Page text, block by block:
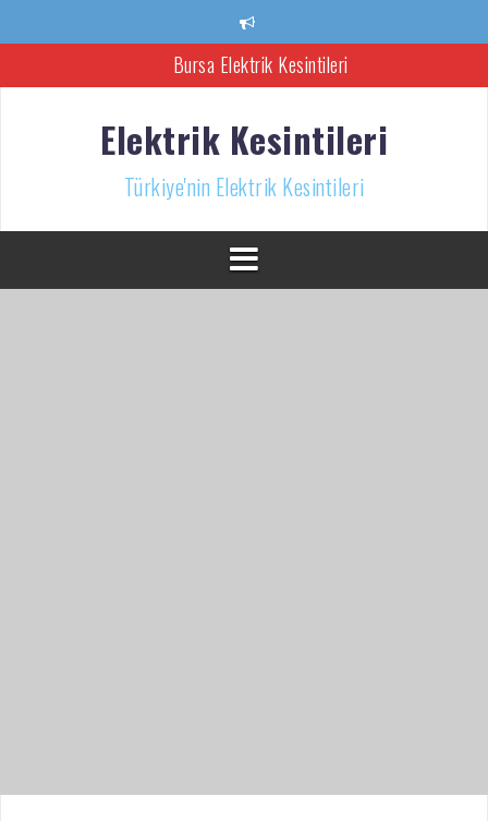
Bursa Elektrik Kesintileri
Türkiye’nin Elektrik Kesintileri Haber Kaynağı
İzmir Elektrik Kesintisi
Elektrik Kesintileri
Türkiye'nin Elektrik Kesintileri